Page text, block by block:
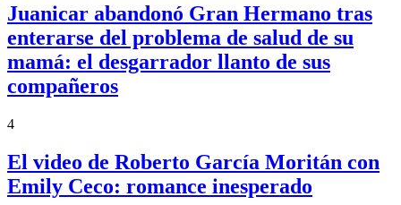
Juanicar abandonó Gran Hermano tras
enterarse del problema de salud de su
mamá: el desgarrador llanto de sus
compañeros
4
El video de Roberto García Moritán con
Emily Ceco: romance inesperado